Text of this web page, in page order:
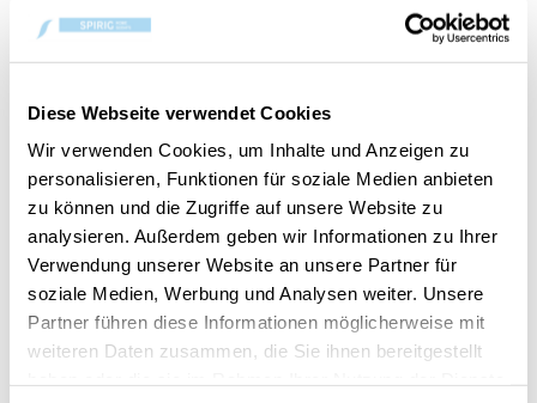
Diese Webseite verwendet Cookies
Wir verwenden Cookies, um Inhalte und Anzeigen zu
personalisieren, Funktionen für soziale Medien anbieten
zu können und die Zugriffe auf unsere Website zu
analysieren. Außerdem geben wir Informationen zu Ihrer
Verwendung unserer Website an unsere Partner für
soziale Medien, Werbung und Analysen weiter. Unsere
Partner führen diese Informationen möglicherweise mit
weiteren Daten zusammen, die Sie ihnen bereitgestellt
Duftkerze im kleinen Glas
DEM WARENKORB HINZUFÜGEN
Artikelnummer: 10.00438.0411-1